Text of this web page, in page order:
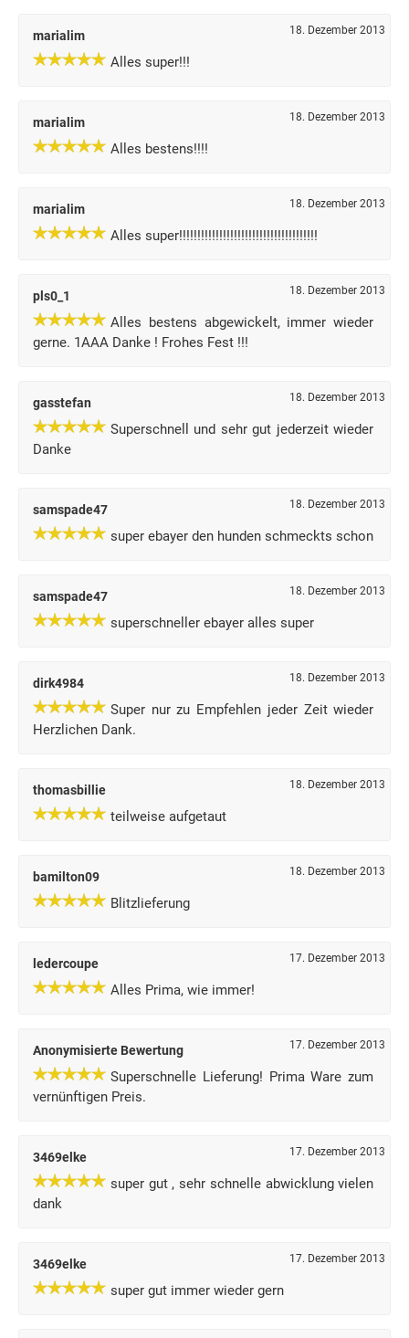
marialim 18. Dezember 2013
Alles super!!!
marialim 18. Dezember 2013
Alles bestens!!!!
marialim 18. Dezember 2013
Alles super!!!!!!!!!!!!!!!!!!!!!!!!!!!!!!!!!!!!!!
pls0_1 18. Dezember 2013
Alles bestens abgewickelt, immer wieder
gerne. 1AAA Danke ! Frohes Fest !!!
gasstefan 18. Dezember 2013
Superschnell und sehr gut jederzeit wieder
Danke
samspade47 18. Dezember 2013
super ebayer den hunden schmeckts schon
samspade47 18. Dezember 2013
superschneller ebayer alles super
dirk4984 18. Dezember 2013
Super nur zu Empfehlen jeder Zeit wieder
Herzlichen Dank.
thomasbillie 18. Dezember 2013
teilweise aufgetaut
bamilton09 18. Dezember 2013
Blitzlieferung
ledercoupe 17. Dezember 2013
Alles Prima, wie immer!
Anonymisierte Bewertung 17. Dezember 2013
Superschnelle Lieferung! Prima Ware zum
vernünftigen Preis.
3469elke 17. Dezember 2013
super gut , sehr schnelle abwicklung vielen
dank
3469elke 17. Dezember 2013
super gut immer wieder gern